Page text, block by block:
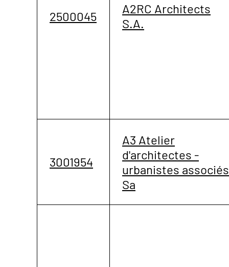
2500045
A2RC Architects
S.A.
3001954
A3 Atelier
d'architectes -
urbanistes associés
Sa